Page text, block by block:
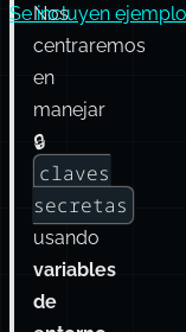
Nos
centraremos
en
manejar
🔒
Se incluyen